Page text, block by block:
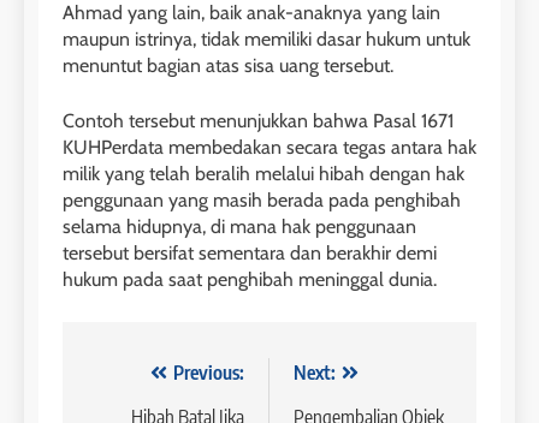
Ahmad yang lain, baik anak-anaknya yang lain
maupun istrinya, tidak memiliki dasar hukum untuk
menuntut bagian atas sisa uang tersebut.
Contoh tersebut menunjukkan bahwa Pasal 1671
KUHPerdata membedakan secara tegas antara hak
milik yang telah beralih melalui hibah dengan hak
penggunaan yang masih berada pada penghibah
selama hidupnya, di mana hak penggunaan
tersebut bersifat sementara dan berakhir demi
hukum pada saat penghibah meninggal dunia.
NavigasiPrevious:
Hibah Batal Jika
Next:
Pengembalian Objek